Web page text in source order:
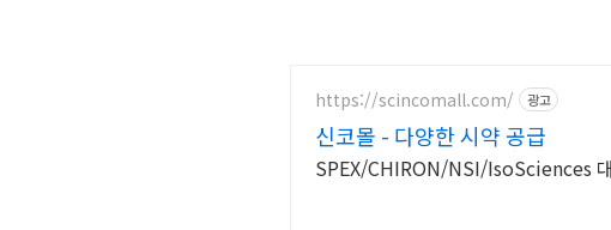
https://scincomall.com/ 광고
신코몰 - 다양한 시약 공급
SPEX/CHIRON/NSI/IsoSciences